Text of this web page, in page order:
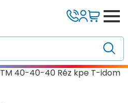
TM 40-40-40 Réz kpe T-idom